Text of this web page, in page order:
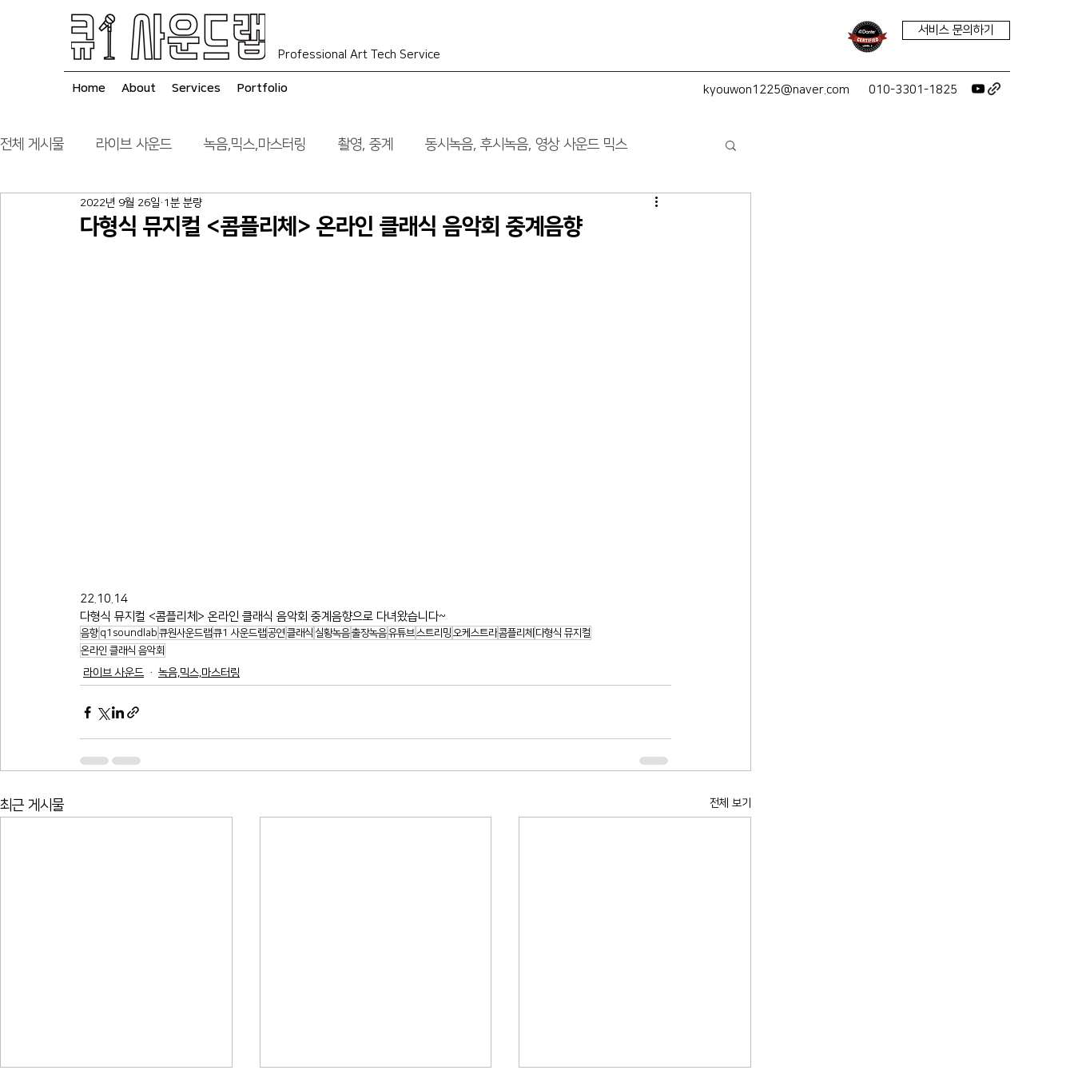
Professional Art Tech Service
서비스 문의하기
Home About Services Portfolio kyouwon1225@naver.com 010-3301-1825
전체 게시물 라이브 사운드 녹음,믹스,마스터링 촬영, 중계 동시녹음, 후시녹음, 영상 사운드 믹스
음향 시스템 컨설팅 시공
다형식 뮤지컬 <콤플리체> 온라인 클래식 음악회 중계음향
2022년 9월 26일 1분 분량
22.10.14
다형식 뮤지컬 <콤플리체> 온라인 클래식 음악회 중계음향으로 다녀왔습니다~
음향 q1soundlab 큐원사운드랩큐1 사운드랩공연 클래식 실황녹음출장녹음유튜브스트리밍 오케스트라콤플리체 다형식 뮤지컬
온라인 클래식 음악회
라이브 사운드 녹음,믹스,마스터링
최근 게시물 전체 보기